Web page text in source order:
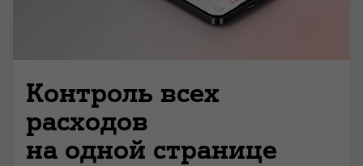
Контроль всех
расходов
на одной странице